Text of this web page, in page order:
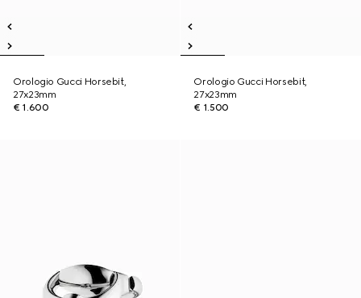
Orologio Gucci Horsebit,
27x23mm
€ 1.600
Orologio Gucci Horsebit,
27x23mm
€ 1.500